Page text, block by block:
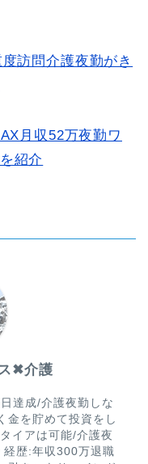
訪問介護夜勤がき
月収52万夜勤ワ
紹介
✖︎介護
達成/介護夜勤しな
金を貯めて投資をし
イアは可能/介護夜
経歴:年収300万退職